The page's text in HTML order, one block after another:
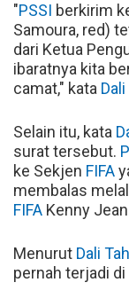
"PSSI berkirim
Samoura, red)
dari Ketua
ibaratnya kita
camat," kata
Selain itu, kata
surat tersebut.
ke Sekjen FIFA
membalas
FIFA Kenny
Menurut Dali
pernah terjadi